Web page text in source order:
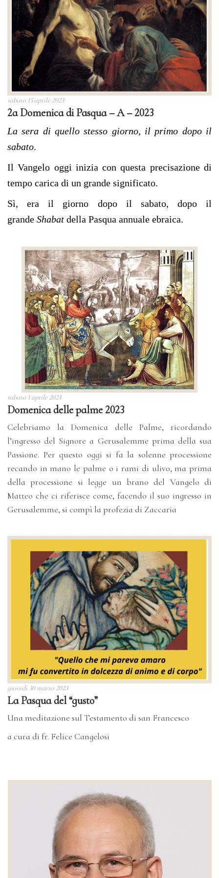
sabato 15 aprile 2023
2a Domenica di Pasqua – A – 2023
La sera di quello stesso giorno, il primo dopo il
sabato.
Il Vangelo oggi inizia con questa precisazione di
tempo carica di un grande significato.
Sì, era il giorno dopo il sabato, dopo il
grande Shabat della Pasqua annuale ebraica.
sabato 1 aprile 2023
Domenica delle palme 2023
Celebriamo la Domenica delle Palme, ricordando
l’ingresso del Signore a Gerusalemme prima della sua
Passione. Per questo oggi si fa la solenne processione
recando in mano le palme o i rami di ulivo, ma prima
della processione si legge un brano del Vangelo di
Matteo che ci riferisce come, facendo il suo ingresso in
Gerusalemme, si compì la profezia di Zaccaria
giovedì 30 marzo 2023
La Pasqua del “gusto”
Una meditazione sul Testamento di san Francesco
a cura di fr. Felice Cangelosi